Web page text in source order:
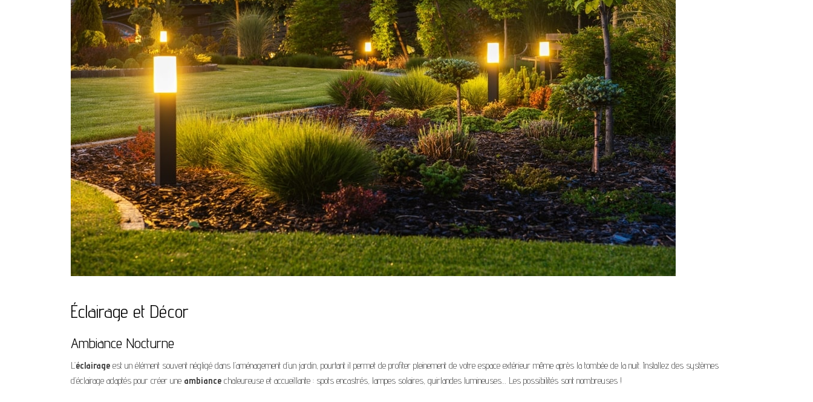
Éclairage et Décor
Ambiance Nocturne
L’éclairage est un élément souvent négligé dans l’aménagement d’un jardin, pourtant il permet de profiter pleinement de votre espace extérieur même après la tombée de la nuit. Installez des systèmes
d’éclairage adaptés pour créer une ambiance chaleureuse et accueillante : spots encastrés, lampes solaires, guirlandes lumineuses… Les possibilités sont nombreuses !